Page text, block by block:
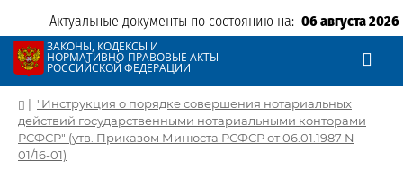
Актуальные документы по состоянию на: 06 августа 2026
ЗАКОНЫ, КОДЕКСЫ И
НОРМАТИВНО-ПРАВОВЫЕ АКТЫ
РОССИЙСКОЙ ФЕДЕРАЦИИ
| "Инструкция о порядке совершения нотариальных
действий государственными нотариальными конторами
РСФСР" (утв. Приказом Минюста РСФСР от 06.01.1987 N
01/16-01)